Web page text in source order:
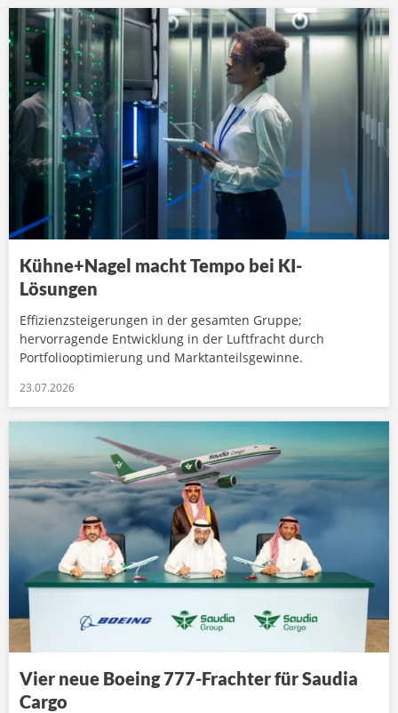
Kühne+Nagel macht Tempo bei KI-
Lösungen
Effizienzsteigerungen in der gesamten Gruppe;
hervorragende Entwicklung in der Luftfracht durch
Portfoliooptimierung und Marktanteilsgewinne.
23.07.2026
Vier neue Boeing 777-Frachter für Saudia
Cargo